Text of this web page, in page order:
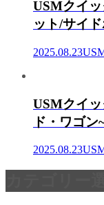
USMクイ
ット/サイ
2025.08.23
USMクイ
ド・ワゴン
2025.08.23